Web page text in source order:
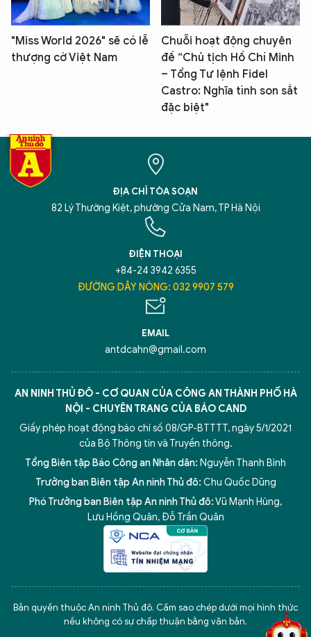
"Miss World 2026" sẽ có lễ
thượng cờ Việt Nam
Chuỗi hoạt động chuyên
đề “Chủ tịch Hồ Chí Minh
– Tổng Tư lệnh Fidel
Castro: Nghĩa tình son sắt
đặc biệt"
ĐỊA CHỈ TÒA SOẠN
82 Lý Thường Kiệt, phường Cửa Nam, TP Hà Nội
ĐIỆN THOẠI
+84-24 3942 6355
ĐƯỜNG DÂY NÓNG: 032 9907 579
EMAIL
antdcahn@gmail.com
AN NINH THỦ ĐÔ - CƠ QUAN CỦA CÔNG AN THÀNH PHỐ HÀ
NỘI - CHUYÊN TRANG CỦA BÁO CAND
Giấy phép hoạt động báo chí số 08/GP-BTTTT, ngày 5/1/2021
của Bộ Thông tin và Truyền thông.
Tổng Biên tập Báo Công an Nhân dân: Nguyễn Thanh Bình
Trưởng ban Biên tập An ninh Thủ đô: Chu Quốc Dũng
Phó Trưởng ban Biên tập An ninh Thủ đô:Vũ Mạnh Hùng,
Lưu Hồng Quân, Đỗ Trần Quân
Bản quyền thuộc An ninh Thủ đô. Cấm sao chép dưới mọi hình thức
nếu không có sự chấp thuận bằng văn bản.
5 điểm nghẽn của Hà Nội giải pháp xử lý điểm nghẽn của